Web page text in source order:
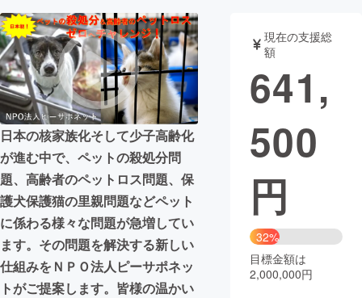
テクノロジー・ガジェット
映像・映画 書籍・雑誌
ビジネス・起業 チャレンジ
まちづくり・地域活性化
CAMPFIRE for Social Good
CAMPFIRE Creation
CAMPFIREふるさと納税
コミュニティ
日本の核家族化そして少子高齢化
が進む中で、ペットの殺処分問
題、高齢者のペットロス問題、保
護犬保護猫の里親問題などペット
に係わる様々な問題が急増してい
ます。その問題を解決する新しい
仕組みをＮＰＯ法人ピーサポネッ
トがご提案します。皆様の温かい
現在の支援総
額
641,
500
円
32%
目標金額は
2,000,000円